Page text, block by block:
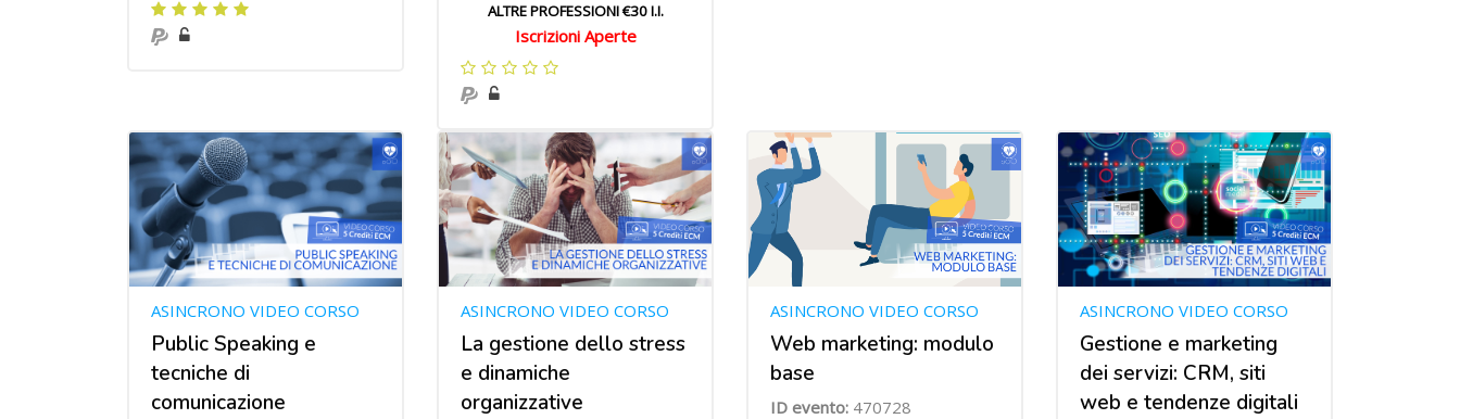
ALTRE PROFESSIONI €30 I.I.
Iscrizioni Aperte
Public Speaking e
tecniche di
comunicazione
ASINCRONO VIDEO CORSO
La gestione dello stress
e dinamiche
organizzative
ASINCRONO VIDEO CORSO
Web marketing: modulo
base
ASINCRONO VIDEO CORSO
ID evento: 470728
Gestione e marketing
dei servizi: CRM, siti
web e tendenze digitali
ASINCRONO VIDEO CORSO